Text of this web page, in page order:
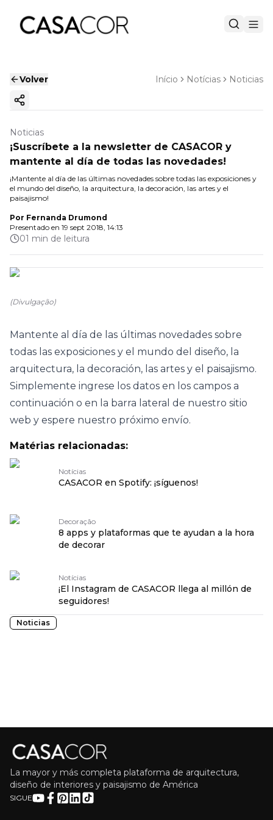
Volver Início Notícias Noticias
Copiar enlace
Noticias
¡Suscríbete a la newsletter de CASACOR y
mantente al día de todas las novedades!
¡Mantente al día de las últimas novedades sobre todas las exposiciones y
el mundo del diseño, la arquitectura, la decoración, las artes y el
paisajismo!
Por Fernanda Drumond
Presentado en 19 sept 2018, 14:13
01 min de leitura
(Divulgação)
Mantente al día de las últimas novedades sobre
todas las exposiciones y el mundo del diseño, la
arquitectura, la decoración, las artes y el paisajismo.
Simplemente ingrese los datos en los campos a
continuación o en la barra lateral de nuestro sitio
web y espere nuestro próximo envío.
Matérias relacionadas:
Notícias
CASACOR en Spotify: ¡síguenos!
Decoração
8 apps y plataformas que te ayudan a la hora
de decorar
Notícias
¡El Instagram de CASACOR llega al millón de
seguidores!
Noticias
La mayor y más completa plataforma de arquitectura,
diseño de interiores y paisajismo de América
SIGUE